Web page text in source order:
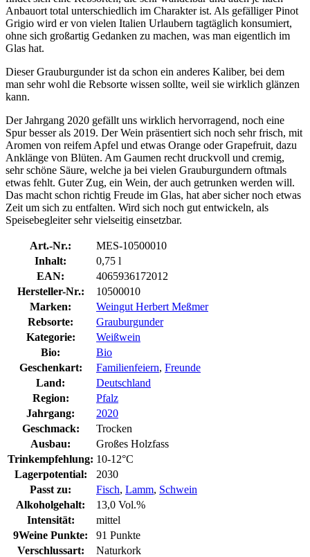
Anbauort total unterschiedlich im Charakter ist. Als gefälliger Pinot
Grigio wird er von vielen Italien Urlaubern tagtäglich konsumiert,
ohne sich großartig Gedanken zu machen, was man eigentlich im
Glas hat.
Dieser Grauburgunder ist da schon ein anderes Kaliber, bei dem
man sehr wohl die Rebsorte wissen sollte, weil sie wirklich glänzen
kann.
Der Jahrgang 2020 gefällt uns wirklich hervorragend, noch eine
Spur besser als 2019. Der Wein präsentiert sich noch sehr frisch, mit
Aromen von reifem Apfel und etwas Orange oder Grapefruit, dazu
Anklänge von Blüten. Am Gaumen recht druckvoll und cremig,
sehr schöne Säure, welche ja bei vielen Grauburgundern oftmals
etwas fehlt. Guter Zug, ein Wein, der auch getrunken werden will.
Das macht schon richtig Freude im Glas, hat aber sicher noch etwas
Zeit um sich zu entfalten. Wird sich noch gut entwickeln, als
Speisebegleiter sehr vielseitig einsetzbar.
Art.-Nr.:
MES-10500010
Inhalt:
0,75 l
EAN:
4065936172012
Hersteller-Nr.:
10500010
Marken:
Weingut Herbert Meßmer
Rebsorte:
Grauburgunder
Kategorie:
Weißwein
Bio:
Bio
Geschenkart:
Familienfeiern, Freunde
Land:
Deutschland
Region:
Pfalz
Jahrgang:
2020
Geschmack:
Trocken
Ausbau:
Großes Holzfass
Trinkempfehlung: 10-12°C
Lagerpotential:
2030
Passt zu:
Fisch, Lamm, Schwein
Alkoholgehalt:
13,0 Vol.%
Intensität:
mittel
9Weine Punkte:
91 Punkte
Verschlussart:
Naturkork